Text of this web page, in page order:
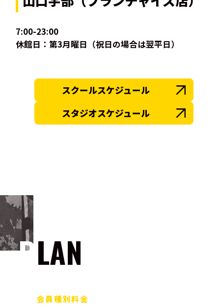
7:00-23:00
休館日：第3月曜日（祝日の場合は翌平日）
スクールスケジュール
スタジオスケジュール
PLAN
会員種別料金